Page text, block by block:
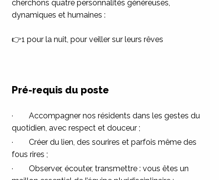
cherchons quatre personnalités généreuses,
dynamiques et humaines :
👉1 pour la nuit, pour veiller sur leurs rêves
Pré-requis du poste
· Accompagner nos résidents dans les gestes du
quotidien, avec respect et douceur ;
· Créer du lien, des sourires et parfois même des
fous rires ;
· Observer, écouter, transmettre : vous êtes un